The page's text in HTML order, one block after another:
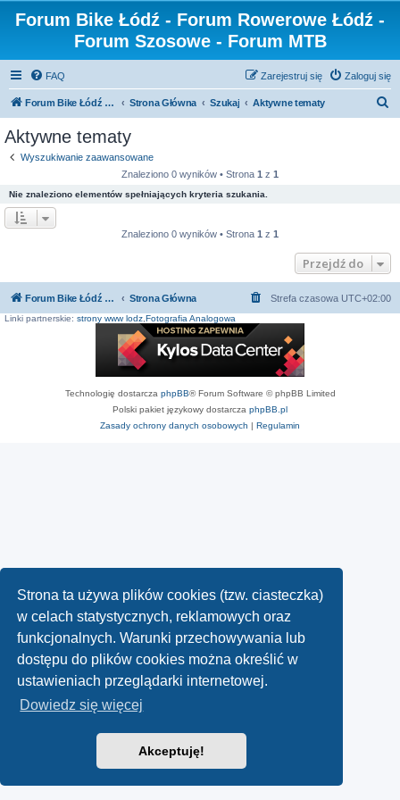
Strona ta używa plików cookies (tzw. ciasteczka)
w celach statystycznych, reklamowych oraz
funkcjonalnych. Warunki przechowywania lub
dostępu do plików cookies można określić w
ustawieniach przeglądarki internetowej.
Dowiedz się więcej
Akceptuję!
Forum Bike Łódź - Forum Rowerowe Łódź -
Forum Szosowe - Forum MTB
FAQ Zaloguj się
Zarejestruj się
Forum Bike Łódź - Forum Rowerowe Łódź - Forum Szosowe - Forum MTB Strona Główna Szukaj Aktywne tematy
Aktywne tematy
Wyszukiwanie zaawansowane
Znaleziono 0 wyników • Strona 1 z 1
Nie znaleziono elementów spełniających kryteria szukania.
Znaleziono 0 wyników • Strona 1 z 1
Przejdź do
Forum Bike Łódź - Forum Rowerowe Łódź - Forum Szosowe - Forum MTB Strona Główna Strefa czasowa UTC+02:00
Linki partnerskie: strony www lodz Fotografia Analogowa
Technologię dostarcza phpBB® Forum Software © phpBB Limited
Polski pakiet językowy dostarcza phpBB.pl
Zasady ochrony danych osobowych | Regulamin